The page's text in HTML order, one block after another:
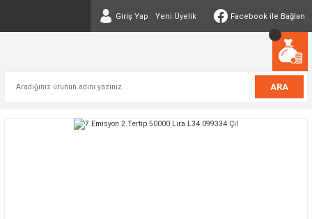
Giriş Yap Yeni Üyelik Facebook ile Bağlan
ARA